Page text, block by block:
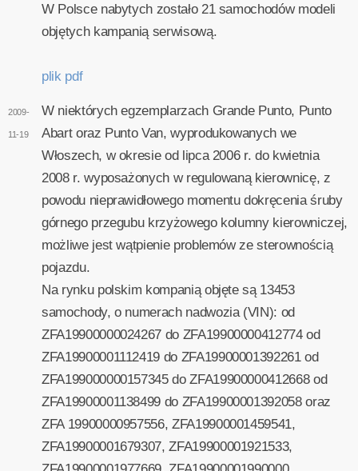
W Polsce nabytych zostało 21 samochodów modeli
objętych kampanią serwisową.
plik pdf
2009-
11-19
W niektórych egzemplarzach Grande Punto, Punto
Abart oraz Punto Van, wyprodukowanych we
Włoszech, w okresie od lipca 2006 r. do kwietnia
2008 r. wyposażonych w regulowaną kierownicę, z
powodu nieprawidłowego momentu dokręcenia śruby
górnego przegubu krzyżowego kolumny kierowniczej,
możliwe jest wątpienie problemów ze sterownością
pojazdu.
Na rynku polskim kompanią objęte są 13453
samochody, o numerach nadwozia (VIN): od
ZFA19900000024267 do ZFA19900000412774 od
ZFA19900001112419 do ZFA19900001392261 od
ZFA199000000157345 do ZFA19900000412668 od
ZFA19900001138499 do ZFA19900001392058 oraz
ZFA 19900000957556, ZFA19900001459541,
ZFA19900001679307, ZFA19900001921533,